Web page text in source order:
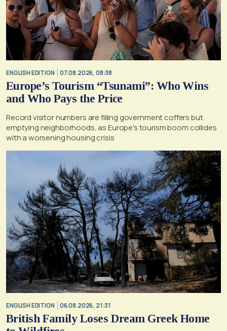
ENGLISH EDITION 07.08.2026, 08:38
Europe’s Tourism “Tsunami”: Who Wins
and Who Pays the Price
Record visitor numbers are filling government coffers but
emptying neighborhoods, as Europe's tourism boom collides
with a worsening housing crisis
ENGLISH EDITION 06.08.2026, 21:31
British Family Loses Dream Greek Home